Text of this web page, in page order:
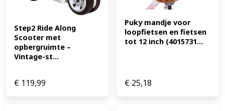
Step2 Ride Along
Scooter met
opbergruimte –
Vintage-st...
€ 119,99
Puky mandje voor
loopfietsen en fietsen
tot 12 inch (4015731...
€ 25,18